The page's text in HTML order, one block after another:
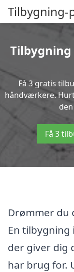
Tilbygning-
Få 3 gratis
håndværkere.
Få 3
Drømmer du
En tilbygning
der giver dig
har brug for.